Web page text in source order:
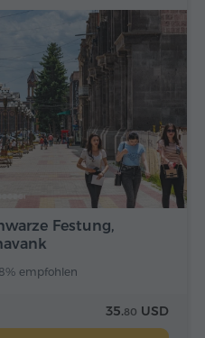
Festung,
empfohlen
35.80 USD